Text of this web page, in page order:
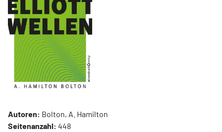
Autoren: Bolton, A. Hamilton
Seitenanzahl: 448